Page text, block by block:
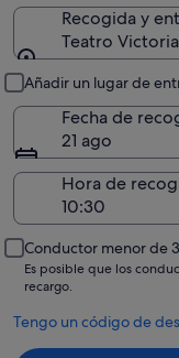
Recogida y
Teatro Victoria
Añadir un lugar de
Fecha de
21 ago
Hora de
Conductor menor de
Es posible que los
recargo.
Tengo un código de